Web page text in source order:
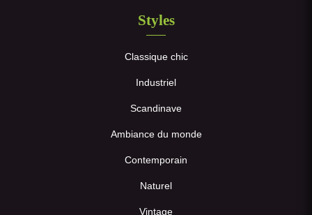
Styles
Classique chic
Industriel
Scandinave
Ambiance du monde
Contemporain
Naturel
Vintage